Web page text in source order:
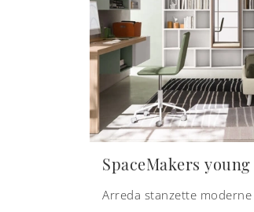
SpaceMakers young